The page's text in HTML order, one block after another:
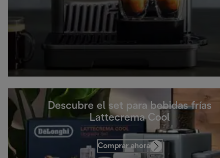
Descubre el set para bebidas frías
Lattecrema Cool
Comprar ahora